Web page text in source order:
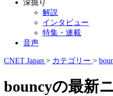
深掘り
解説
インタビュー
特集・連載
音声
CNET Japan > カテゴリー >
bouncyの最新